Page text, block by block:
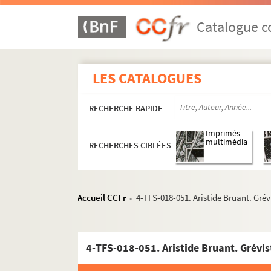
Catalogue
LES CATALOGUES
RECHERCHE RAPIDE
RECHERCHES CIBLÉES
Imprimés
multimédia
Accueil CCFr > 4-TFS-018-051. Aristide Bruant.
4-TFS-018-051. Aristide Bruant.